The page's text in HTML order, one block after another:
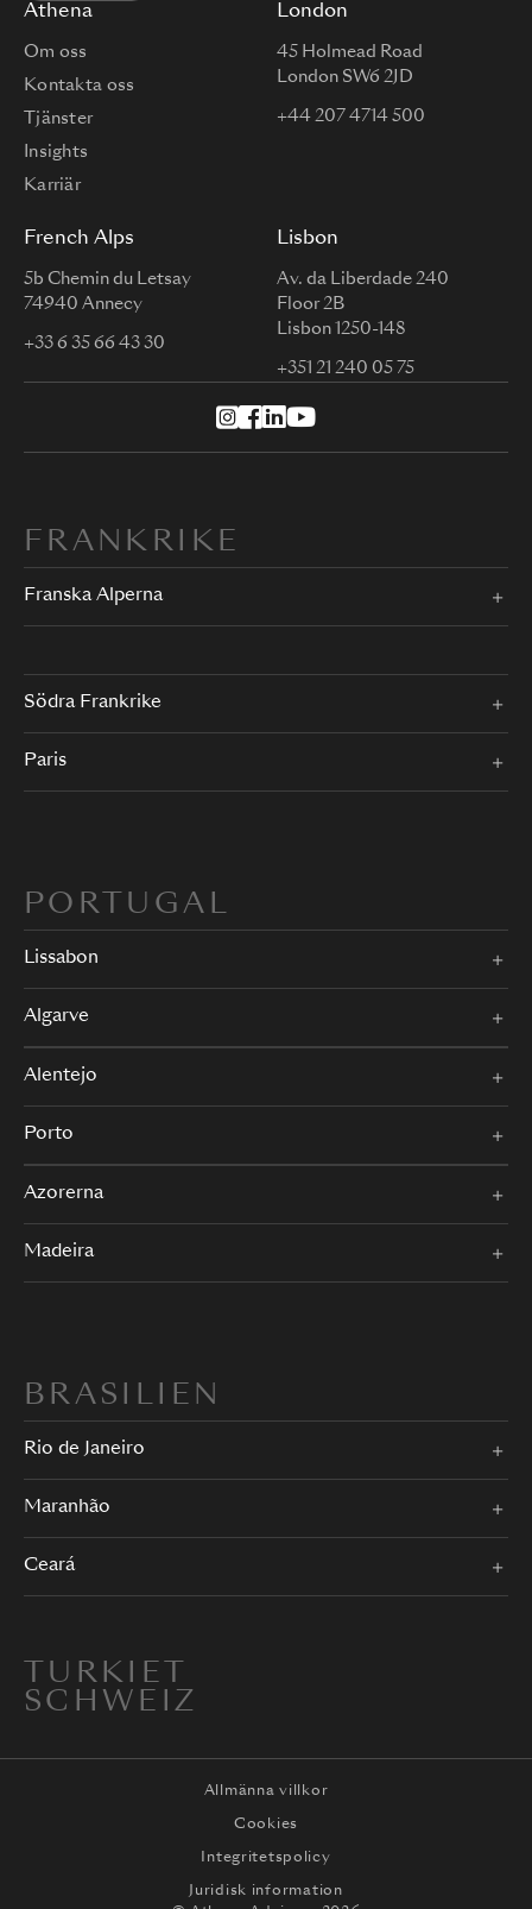
Athena
Om oss
Kontakta oss
Tjänster
Insights
Karriär
London
45 Holmead Road
London SW6 2JD
+44 207 4714 500
French Alps
5b Chemin du Letsay
74940 Annecy
+33 6 35 66 43 30
Lisbon
Av. da Liberdade 240
Floor 2B
Lisbon 1250-148
+351 21 240 05 75
FRANKRIKE
Franska Alperna
Södra Frankrike
Paris
PORTUGAL
Lissabon
Algarve
Alentejo
Porto
Azorerna
Madeira
BRASILIEN
Rio de Janeiro
Maranhão
Ceará
TURKIET
SCHWEIZ
Allmänna villkor
Cookies
Integritetspolicy
Juridisk information